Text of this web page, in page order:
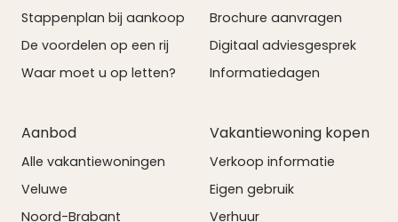
Stappenplan bij aankoop
De voordelen op een rij
Waar moet u op letten?
Brochure aanvragen
Digitaal adviesgesprek
Informatiedagen
Aanbod
Alle vakantiewoningen
Veluwe
Noord-Brabant
Vakantiewoning kopen
Verkoop informatie
Eigen gebruik
Verhuur